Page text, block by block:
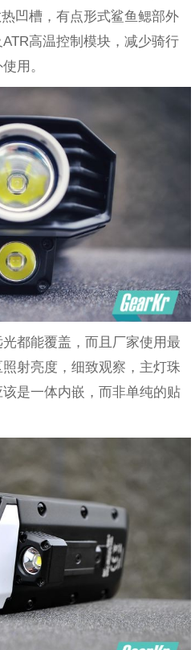
凹槽，有点形式鲨鱼鳃部外
高温控制模块，减少骑行
用。
都能覆盖，而且厂家使用最
射亮度，细致观察，主灯珠
是一体内嵌，而非单纯的贴